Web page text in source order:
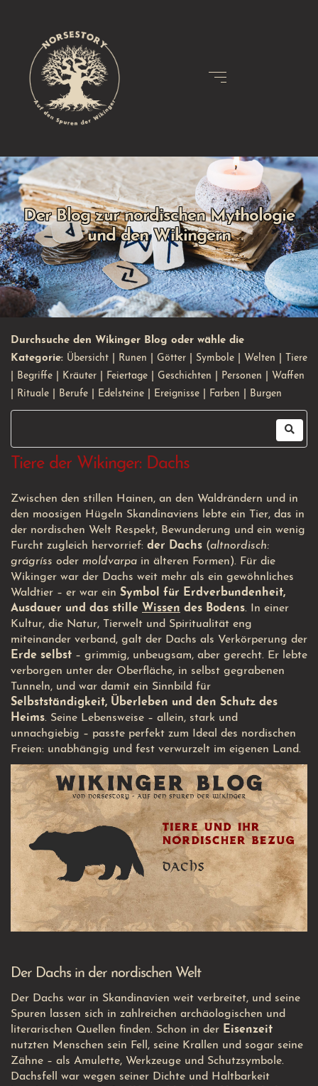
Der Blog zur nordischen Mythologie
und den Wikingern
Durchsuche den Wikinger Blog oder wähle die
Kategorie: Übersicht Runen Götter Symbole Welten
Tiere
Begriffe Kräuter Feiertage Geschichten Personen
Waffen
Rituale Berufe Edelsteine Ereignisse Farben Burgen
Tiere der Wikinger: Dachs
Zwischen den stillen Hainen, an den Waldrändern und in
den moosigen Hügeln Skandinaviens lebte ein Tier, das in
der nordischen Welt Respekt, Bewunderung und ein wenig
Furcht zugleich hervorrief: der Dachs (altnordisch:
grágríss oder moldvarpa in älteren Formen). Für die
Wikinger war der Dachs weit mehr als ein gewöhnliches
Waldtier – er war ein Symbol für Erdverbundenheit,
Ausdauer und das stille Wissen des Bodens. In einer
Kultur, die Natur, Tierwelt und Spiritualität eng
miteinander verband, galt der Dachs als Verkörperung der
Erde selbst – grimmig, unbeugsam, aber gerecht. Er lebte
verborgen unter der Oberfläche, in selbst gegrabenen
Tunneln, und war damit ein Sinnbild für
Selbstständigkeit, Überleben und den Schutz des
Heims. Seine Lebensweise – allein, stark und
unnachgiebig – passte perfekt zum Ideal des nordischen
Freien: unabhängig und fest verwurzelt im eigenen Land.
Der Dachs in der nordischen Welt
Der Dachs war in Skandinavien weit verbreitet, und seine
Spuren lassen sich in zahlreichen archäologischen und
literarischen Quellen finden. Schon in der Eisenzeit
nutzten Menschen sein Fell, seine Krallen und sogar seine
Zähne – als Amulette, Werkzeuge und Schutzsymbole.
Dachsfell war wegen seiner Dichte und Haltbarkeit